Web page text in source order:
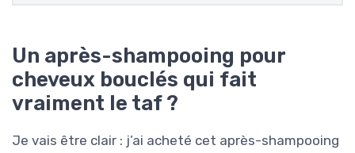
Un après-shampooing pour
cheveux bouclés qui fait
vraiment le taf ?
Je vais être clair : j’ai acheté cet après-shampooing